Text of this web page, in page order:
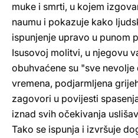
muke i smrti, u kojem
naumu i pokazuje kako
ispunjenje upravo u punom
Isusovoj molitvi, u njegovu
obuhvaćene su "sve
vremena, podjarmljena
zagovori u povijesti
iznad svih očekivanja
Tako se ispunja i izvršuje